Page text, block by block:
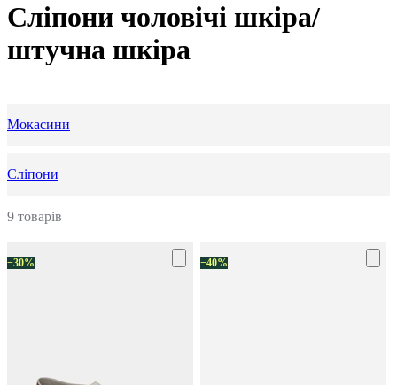
Сліпони чоловічі шкіра/
штучна шкіра
Мокасини
Сліпони
9 товарів
−30% −40%